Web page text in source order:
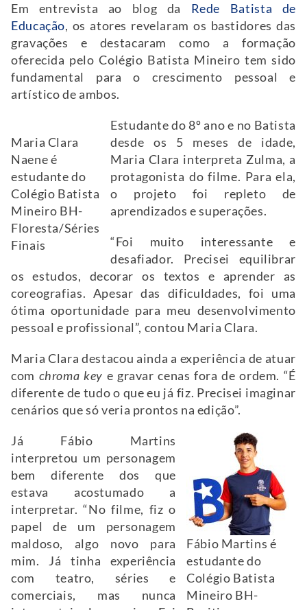
Em entrevista ao blog da Rede Batista de
Educação, os atores revelaram os bastidores das
gravações e destacaram como a formação
oferecida pelo Colégio Batista Mineiro tem sido
fundamental para o crescimento pessoal e
artístico de ambos.
Maria Clara
Naene é
estudante do
Colégio Batista
Mineiro BH-
Floresta/Séries
Finais
Estudante do 8º ano e no Batista
desde os 5 meses de idade,
Maria Clara interpreta Zulma, a
protagonista do filme. Para ela,
o projeto foi repleto de
aprendizados e superações.
“Foi muito interessante e
desafiador. Precisei equilibrar
os estudos, decorar os textos e aprender as
coreografias. Apesar das dificuldades, foi uma
ótima oportunidade para meu desenvolvimento
pessoal e profissional”, contou Maria Clara.
Maria Clara destacou ainda a experiência de atuar
com chroma key e gravar cenas fora de ordem. “É
diferente de tudo o que eu já fiz. Precisei imaginar
cenários que só veria prontos na edição”.
Fábio Martins é
estudante do
Colégio Batista
Mineiro BH-
Já Fábio Martins
interpretou um personagem
bem diferente dos que
estava acostumado a
interpretar. “No filme, fiz o
papel de um personagem
maldoso, algo novo para
mim. Já tinha experiência
com teatro, séries e
comerciais, mas nunca